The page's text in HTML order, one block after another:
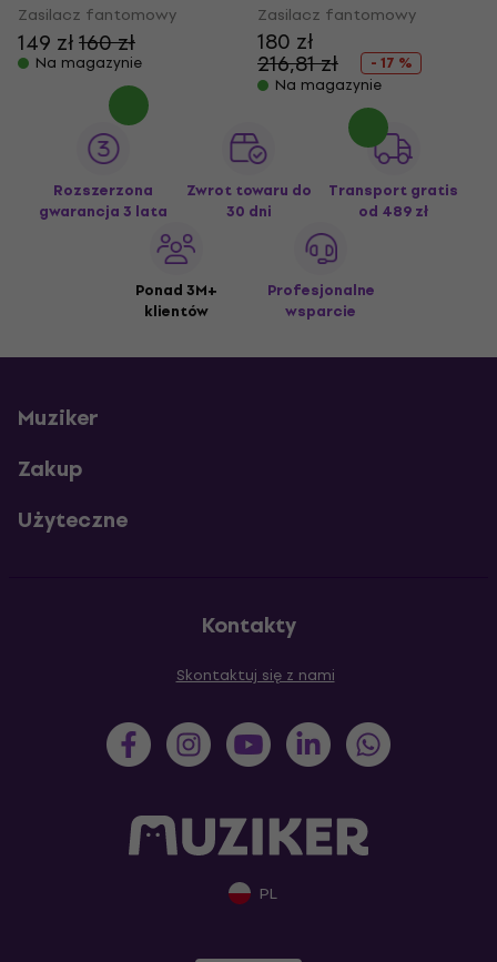
Zasilacz fantomowy
149 zł160 zł
Na magazynie
Zasilacz fantomowy
180 zł
216,81 zł
- 17 %
Na magazynie
Rozszerzona
gwarancja 3 lata
Zwrot towaru do
30 dni
Transport gratis
od 489 zł
Ponad 3M+
klientów
Profesjonalne
wsparcie
Muziker
Zakup
Użyteczne
Kontakty
Skontaktuj się z nami
PL